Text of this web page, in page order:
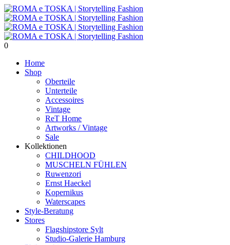
0
Home
Shop
Oberteile
Unterteile
Accessoires
Vintage
ReT Home
Artworks / Vintage
Sale
Kollektionen
CHILDHOOD
MUSCHELN FÜHLEN
Ruwenzori
Ernst Haeckel
Kopernikus
Waterscapes
Style-Beratung
Stores
Flagshipstore Sylt
Studio-Galerie Hamburg